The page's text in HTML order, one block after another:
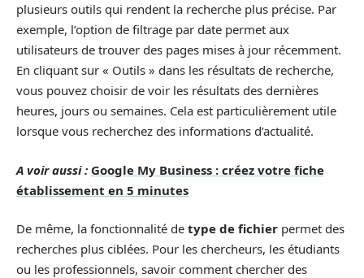
plusieurs outils qui rendent la recherche plus précise. Par
exemple, l’option de filtrage par date permet aux
utilisateurs de trouver des pages mises à jour récemment.
En cliquant sur « Outils » dans les résultats de recherche,
vous pouvez choisir de voir les résultats des dernières
heures, jours ou semaines. Cela est particulièrement utile
lorsque vous recherchez des informations d’actualité.
A voir aussi : Google My Business : créez votre fiche
établissement en 5 minutes
De même, la fonctionnalité de type de fichier permet des
recherches plus ciblées. Pour les chercheurs, les étudiants
ou les professionnels, savoir comment chercher des